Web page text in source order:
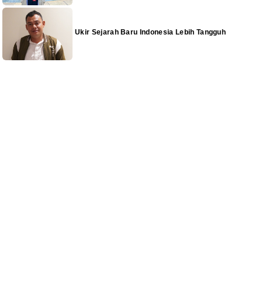
Ukir Sejarah Baru Indonesia Lebih Tangguh